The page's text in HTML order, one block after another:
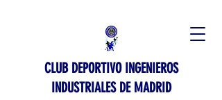
CLUB DEPORTIVO INGENIEROS
INDUSTRIALES DE MADRID